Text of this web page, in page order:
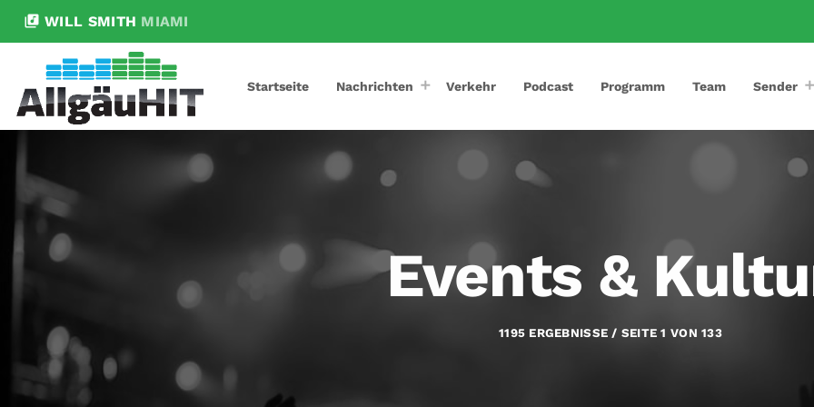
library_music WILL SMITH MIAMI
Startseite Nachrichten Verkehr Podcast Programm Team Sender
Events &
1195 ERGEBNISSE / SEITE 1 VON 133